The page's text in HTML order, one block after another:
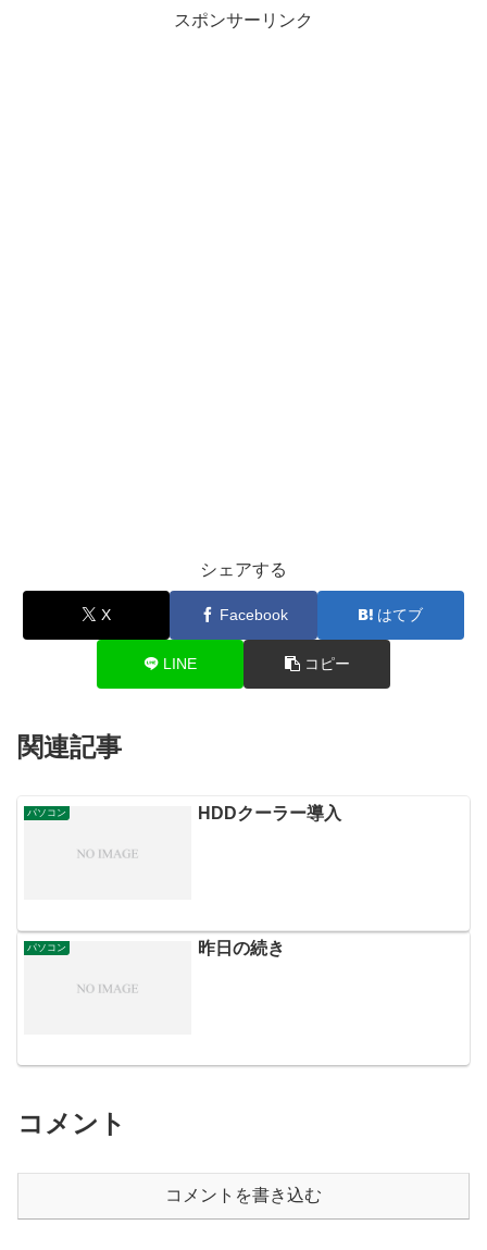
スポンサーリンク
シェアする
X Facebook はてブ
LINE コピー
関連記事
パソコン HDDクーラー導入
パソコン 昨日の続き
コメント
コメントを書き込む